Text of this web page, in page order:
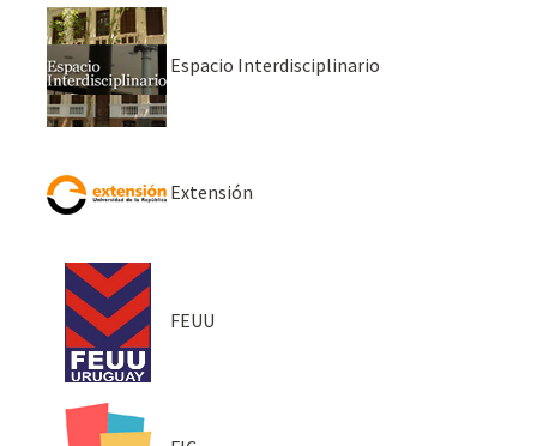
Espacio Interdisciplinario
Extensión
FEUU